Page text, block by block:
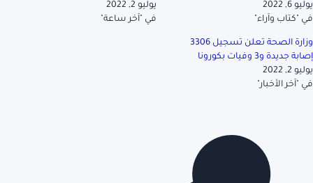
يوليو 6, 2022
في "كتاب وآراء"
يوليو 2, 2022
في "آخر ساعة"
وزارة الصحة تعلن تسجيل 3306
إصابة جديدة و3 وفيات بكورونا
يوليو 2, 2022
في "آخر الأخبار"